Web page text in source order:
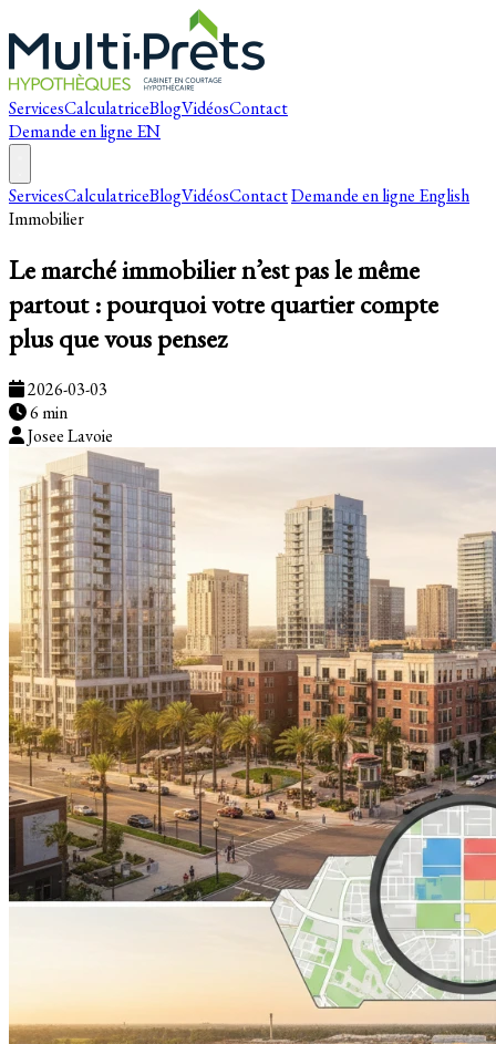
ServicesCalculatriceBlogVidéosContact
Demande en ligne EN
ServicesCalculatriceBlogVidéosContactDemande en ligne English
Immobilier
Le marché immobilier n’est pas le même
partout : pourquoi votre quartier compte
plus que vous pensez
2026-03-03
6 min
Josee Lavoie